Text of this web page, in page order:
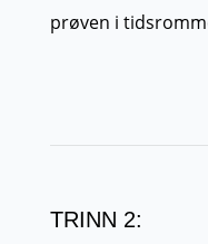
prøven i
TRINN 2: